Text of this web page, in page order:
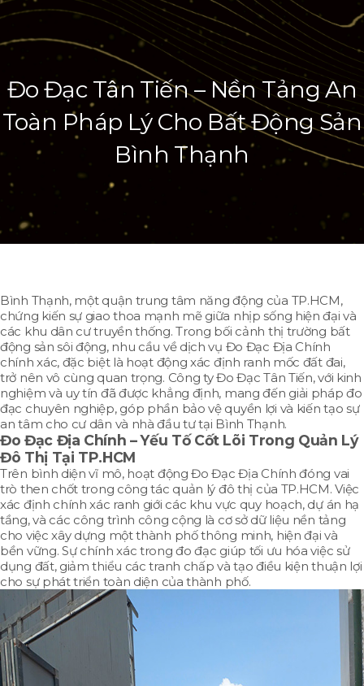
Đo Đạc Tân Tiến – Nền Tảng An
Toàn Pháp Lý Cho Bất Động Sản
Bình Thạnh
Bình Thạnh, một quận trung tâm năng động của TP.HCM,
chứng kiến sự giao thoa mạnh mẽ giữa nhịp sống hiện đại và
các khu dân cư truyền thống. Trong bối cảnh thị trường bất
động sản sôi động, nhu cầu về dịch vụ Đo Đạc Địa Chính
chính xác, đặc biệt là hoạt động xác định ranh mốc đất đai,
trở nên vô cùng quan trọng. Công ty Đo Đạc Tân Tiến, với kinh
nghiệm và uy tín đã được khẳng định, mang đến giải pháp đo
đạc chuyên nghiệp, góp phần bảo vệ quyền lợi và kiến tạo sự
an tâm cho cư dân và nhà đầu tư tại Bình Thạnh.
Đo Đạc Địa Chính –Yếu Tố Cốt Lõi Trong Quản Lý
Đô Thị Tại TP.HCM
Trên bình diện vĩ mô, hoạt động Đo Đạc Địa Chính đóng vai
trò then chốt trong công tác quản lý đô thị của TP.HCM. Việc
xác định chính xác ranh giới các khu vực quy hoạch, dự án hạ
tầng, và các công trình công cộng là cơ sở dữ liệu nền tảng
cho việc xây dựng một thành phố thông minh, hiện đại và
bền vững. Sự chính xác trong đo đạc giúp tối ưu hóa việc sử
dụng đất, giảm thiểu các tranh chấp và tạo điều kiện thuận lợi
cho sự phát triển toàn diện của thành phố.